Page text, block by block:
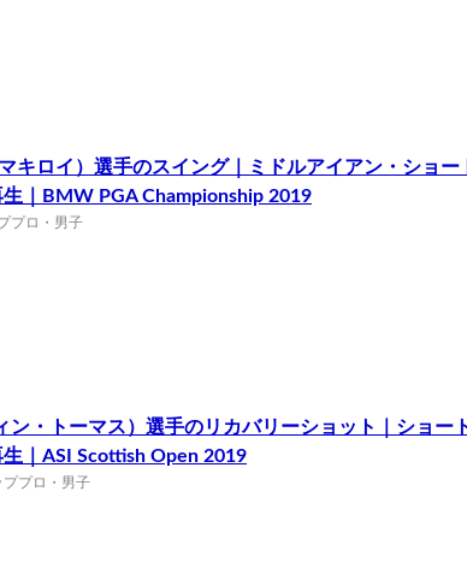
キロイ）選手のスイング｜ミドルアイアン・ショ
｜BMW PGA Championship 2019
プロ・男子
ン・トーマス）選手のリカバリーショット｜ショー
｜ASI Scottish Open 2019
ププロ・男子